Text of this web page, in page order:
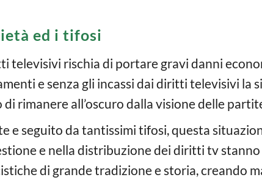
ed i tifosi
televisivi rischia di portare gravi danni
e senza gli incassi dai diritti televisivi la
rimanere all’oscuro dalla visione delle
e seguito da tantissimi tifosi, questa
e nella distribuzione dei diritti tv
di grande tradizione e storia, creando